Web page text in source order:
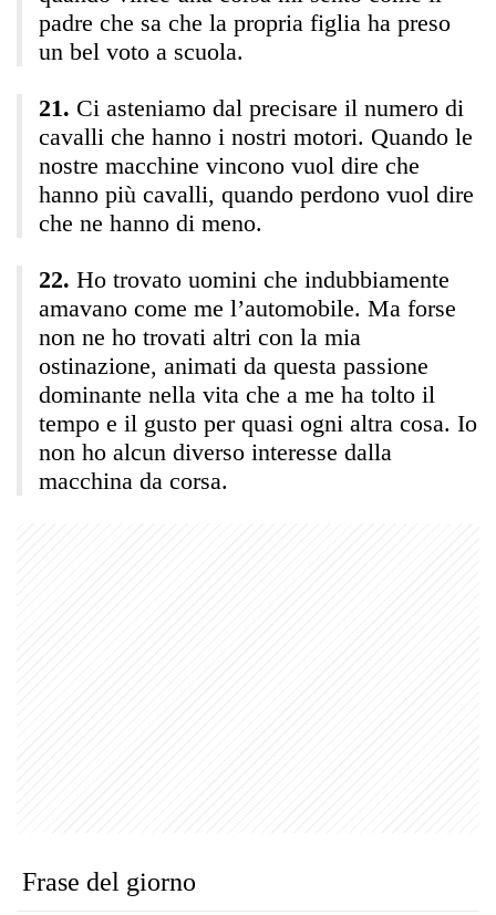
padre che sa che la propria figlia ha preso
un bel voto a scuola.
Ci asteniamo dal precisare il numero di
cavalli che hanno i nostri motori. Quando le
nostre macchine vincono vuol dire che
hanno più cavalli, quando perdono vuol dire
che ne hanno di meno.
Ho trovato uomini che indubbiamente
amavano come me l’automobile. Ma forse
non ne ho trovati altri con la mia
ostinazione, animati da questa passione
dominante nella vita che a me ha tolto il
tempo e il gusto per quasi ogni altra cosa. Io
non ho alcun diverso interesse dalla
macchina da corsa.
Frase del giorno